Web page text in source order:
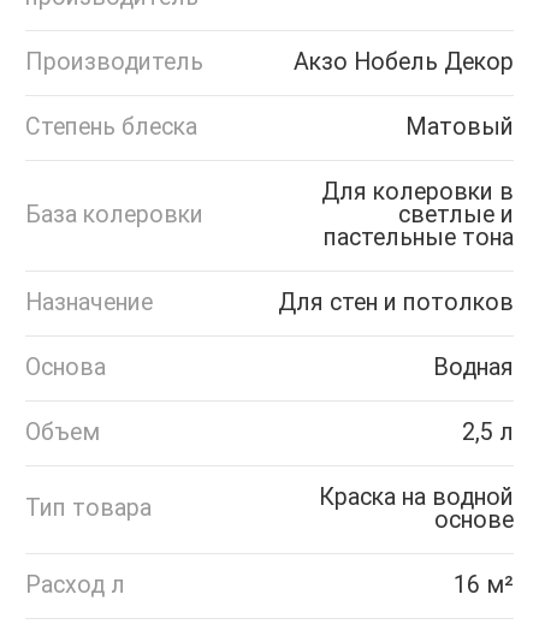
Производитель Акзо Нобель Декор
Степень блеска Матовый
База колеровки
Для колеровки в
светлые и
пастельные тона
Назначение Для стен и потолков
Основа Водная
Объем 2,5 л
Тип товара
Краска на водной
основе
Расход л 16 м²